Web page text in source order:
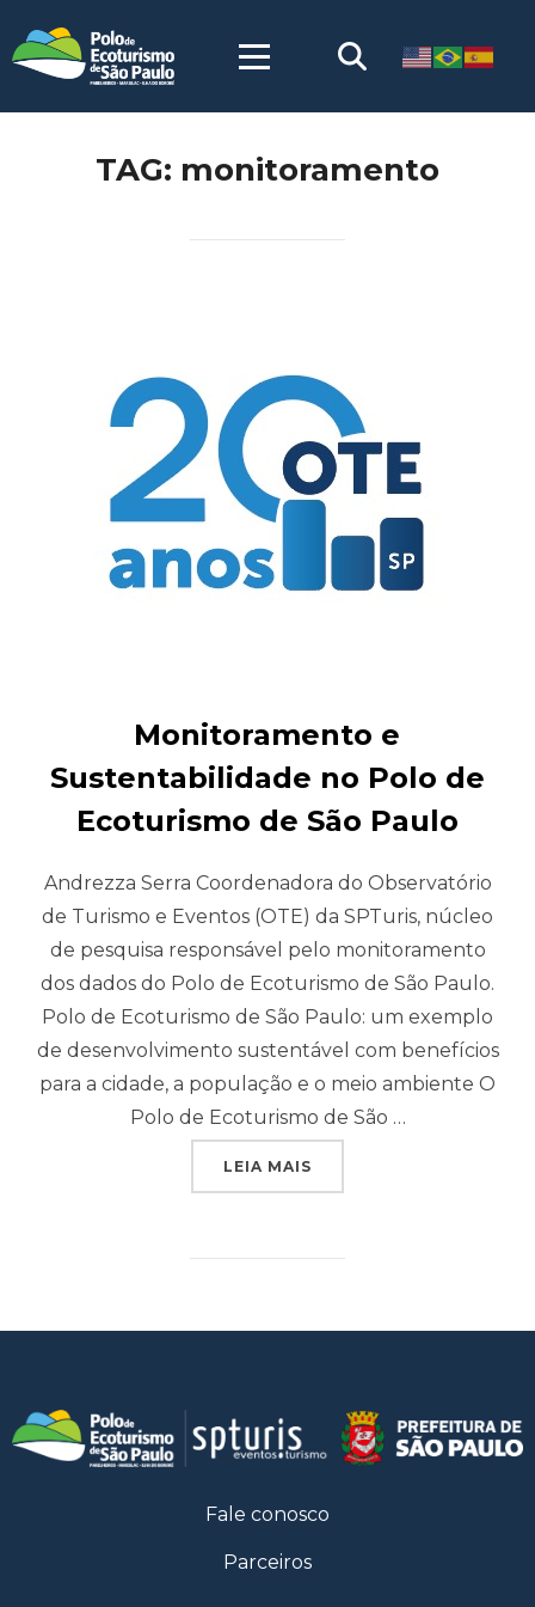
TAG: monitoramento
Monitoramento e
Sustentabilidade no Polo de
Ecoturismo de São Paulo
Andrezza Serra Coordenadora do Observatório
de Turismo e Eventos (OTE) da SPTuris, núcleo
de pesquisa responsável pelo monitoramento
dos dados do Polo de Ecoturismo de São Paulo.
Polo de Ecoturismo de São Paulo: um exemplo
de desenvolvimento sustentável com benefícios
para a cidade, a população e o meio ambiente O
Polo de Ecoturismo de São …
LEIA MAIS
Fale conosco
Parceiros